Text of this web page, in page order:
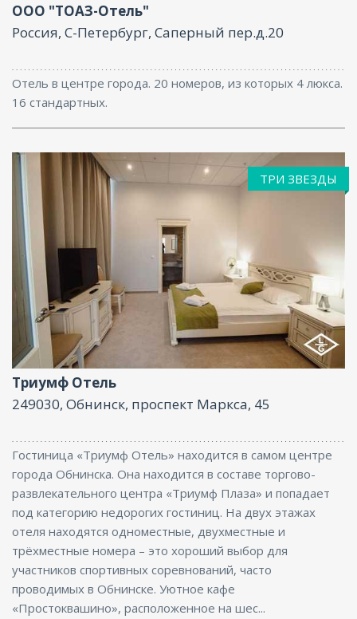
ООО "ТОАЗ-Отель"
Россия, С-Петербург, Саперный пер.д.20
Отель в центре города. 20 номеров, из которых 4 люкса.
16 стандартных.
Фитнес центр, Ресторан, Бассейн, Интернет, Баня,
Конференц-зал
ТРИ ЗВЕЗДЫ
Триумф Отель
249030, Обнинск, проспект Маркса, 45
Гостиница «Триумф Отель» находится в самом центре
города Обнинска. Она находится в составе торгово-
развлекательного центра «Триумф Плаза» и попадает
под категорию недорогих гостиниц. На двух этажах
отеля находятся одноместные, двухместные и
трёхместные номера – это хороший выбор для
участников спортивных соревнований, часто
проводимых в Обнинске. Уютное кафе
«Простоквашино», расположенное на шес...